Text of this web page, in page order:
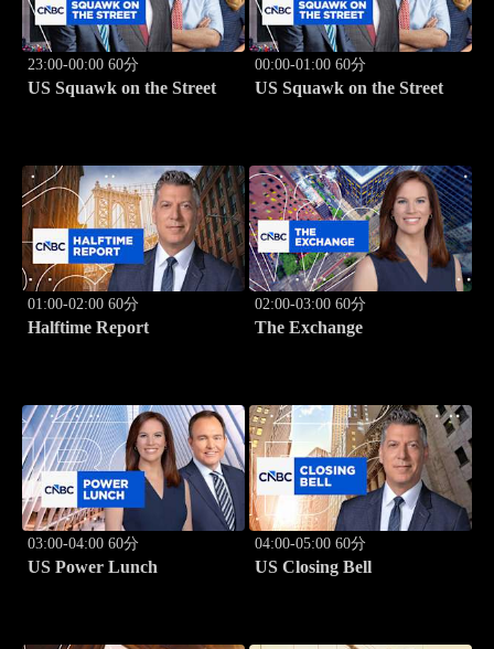
23:00-00:00 60分
US Squawk on the Street
00:00-01:00 60分
US Squawk on the Street
01:00-02:00 60分
Halftime Report
02:00-03:00 60分
The Exchange
03:00-04:00 60分
US Power Lunch
04:00-05:00 60分
US Closing Bell